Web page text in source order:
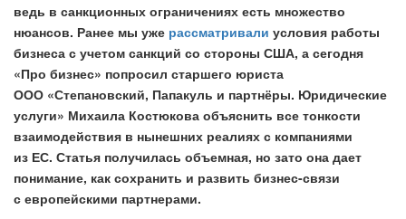
ведь в санкционных ограничениях есть множество
нюансов. Ранее мы уже рассматривали условия работы
бизнеса с учетом санкций со стороны США, а сегодня
«Про бизнес» попросил старшего юриста
ООО «Степановский, Папакуль и партнёры. Юридические
услуги» Михаила Костюкова объяснить все тонкости
взаимодействия в нынешних реалиях с компаниями
из ЕС. Статья получилась объемная, но зато она дает
понимание, как сохранить и развить бизнес-связи
с европейскими партнерами.